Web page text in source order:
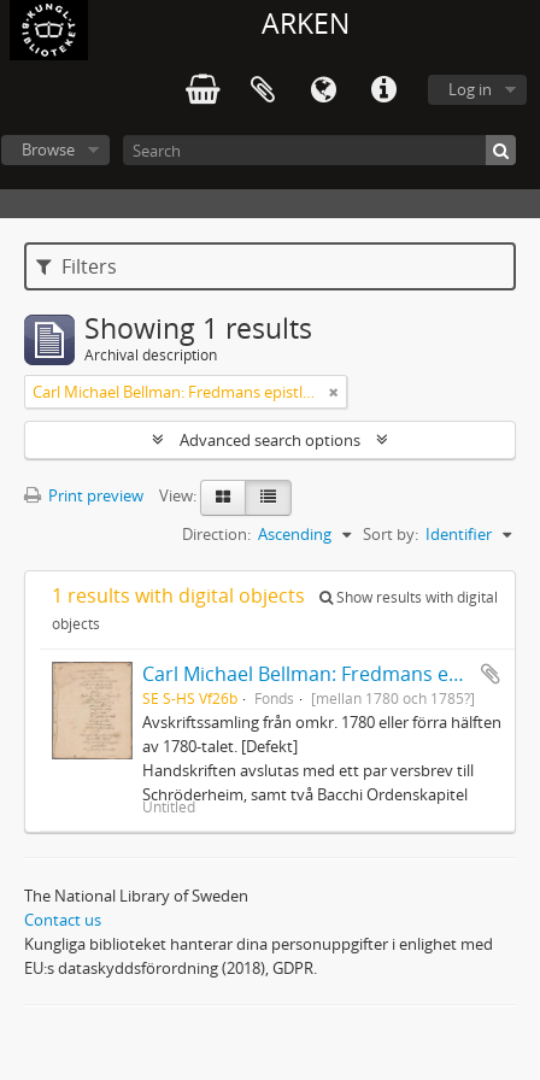
ARKEN
Log in
Browse
Filters
Showing 1 results
Archival description
Carl Michael Bellman: Fredmans epistlar och sånger m.fl. Bellman-texter
Advanced search options
Print preview
View:
Sort by: Identifier
Direction: Ascending
1 results with digital objects
Show results with digital
objects
Carl Michael Bellman: Fredmans epistlar och sånger m.fl. Bellman-texter
SE S-HS Vf26b Fonds [mellan 1780 och 1785?]
Avskriftssamling från omkr. 1780 eller förra hälften
av 1780-talet. [Defekt]
Handskriften avslutas med ett par versbrev till
Schröderheim, samt två Bacchi Ordenskapitel
Untitled
The National Library of Sweden
Contact us
Kungliga biblioteket hanterar dina personuppgifter i enlighet med
EU:s dataskyddsförordning (2018), GDPR.